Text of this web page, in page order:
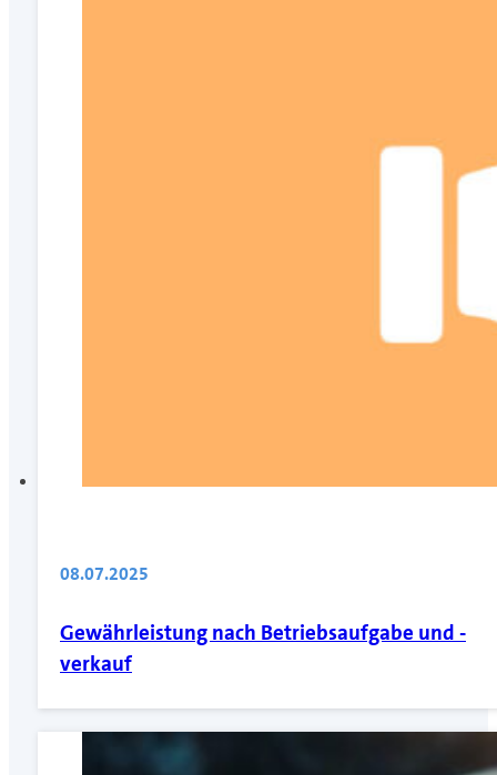
08.07.2025
Gewährleistung nach Betriebsaufgabe und -
verkauf